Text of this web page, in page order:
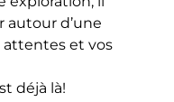
autour d’une
attentes et vos
déjà là!